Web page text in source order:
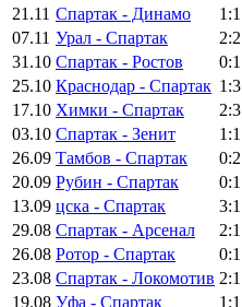
21.11 Спартак - Динамо 1:1
07.11 Урал - Спартак 2:2
31.10 Спартак - Ростов 0:1
25.10 Краснодар - Спартак 1:3
17.10 Химки - Спартак 2:3
03.10 Спартак - Зенит 1:1
26.09 Тамбов - Спартак 0:2
20.09 Рубин - Спартак 0:1
13.09 цска - Спартак 3:1
29.08 Спартак - Арсенал 2:1
26.08 Ротор - Спартак 0:1
23.08 Спартак - Локомотив 2:1
19.08 Уфа - Спартак 1:1